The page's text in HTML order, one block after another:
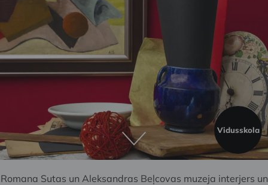
Vidusskola
Romana Sutas un Aleksandras Beļcovas muzeja interjers un